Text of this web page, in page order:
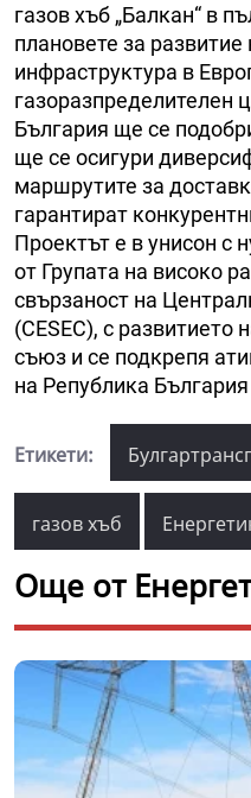
газов хъб „Балкан“ в
плановете за развитие
инфраструктура в
газоразпределителен
България ще се
ще се осигури
маршрутите за
гарантират
Проектът е в унисон с
от Групата на високо
свързаност на
(CESEC), с развитието
съюз и се подкрепя
на Република
Етикети:
газов хъб
Още от